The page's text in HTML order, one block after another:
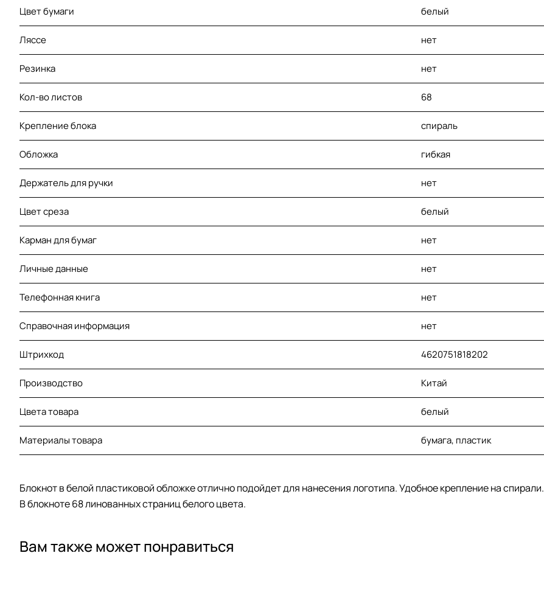
Цвет бумаги белый
Ляссе нет
Резинка нет
Кол-во листов 68
Крепление блока спираль
Обложка гибкая
Держатель для ручки нет
Цвет среза белый
Карман для бумаг нет
Личные данные нет
Телефонная книга нет
Справочная информация нет
Штрихкод 4620751818202
Производство Китай
Цвета товара белый
Материалы товара бумага, пластик
Блокнот в белой пластиковой обложке отлично подойдет для нанесения логотипа. Удобное крепление на спирали.
В блокноте 68 линованных страниц белого цвета.
Вам также может понравиться